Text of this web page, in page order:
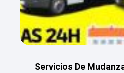
Servicios De